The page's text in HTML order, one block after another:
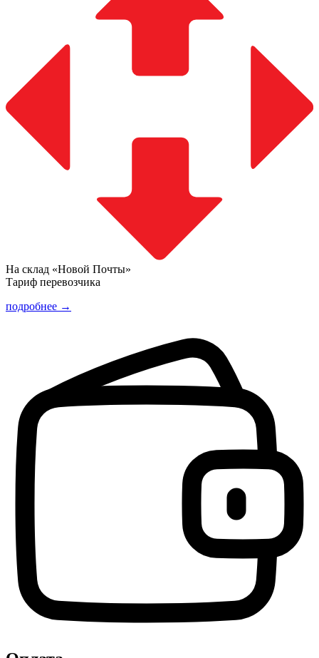
На склад «Новой Почты»
Тариф перевозчика
подробнее →